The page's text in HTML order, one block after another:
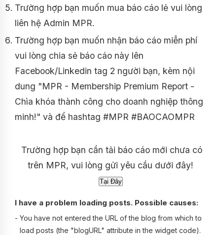
Trường hợp bạn muốn mua báo cáo lẻ vui lòng
liên hệ Admin MPR.
Trường hợp bạn muốn nhận báo cáo miễn phí
vui lòng chia sẻ báo cáo này lên
Facebook/Linkedin tag 2 người bạn, kèm nội
dung "MPR - Membership Premium Report -
Chìa khóa thành công cho doanh nghiệp thông
minh!" và để hashtag #MPR #BAOCAOMPR
Trường hợp bạn cần tải báo cáo mới chưa có
trên MPR, vui lòng gửi yêu cầu dưới đây!
I have a problem loading posts. Possible causes:
- You have not entered the URL of the blog from which to
load posts (the "blogURL" attribute in the widget code).